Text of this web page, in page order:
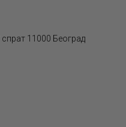
11000 Београд